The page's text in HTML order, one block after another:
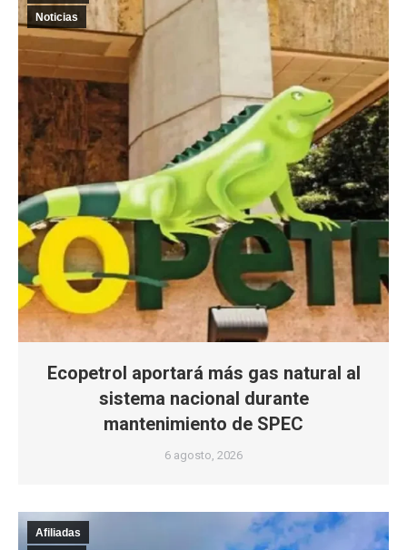
Noticias
Ecopetrol aportará más gas natural al
sistema nacional durante
mantenimiento de SPEC
6 agosto, 2026
Afiliadas